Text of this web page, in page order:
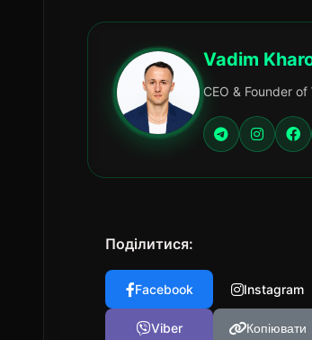
Vadim
CEO & Founder
Поділитися:
Facebook Instagram
Viber Копіювати